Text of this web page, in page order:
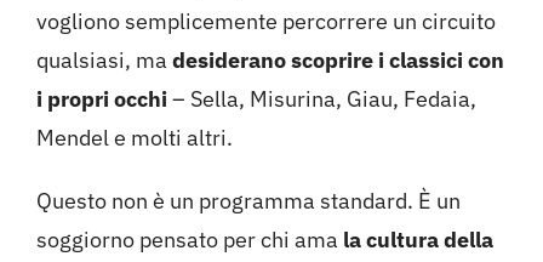
vogliono semplicemente percorrere un circuito
qualsiasi, ma desiderano scoprire i classici con
i propri occhi– Sella, Misurina, Giau, Fedaia,
Mendel e molti altri.
Questo non è un programma standard. È un
soggiorno pensato per chi ama la cultura della